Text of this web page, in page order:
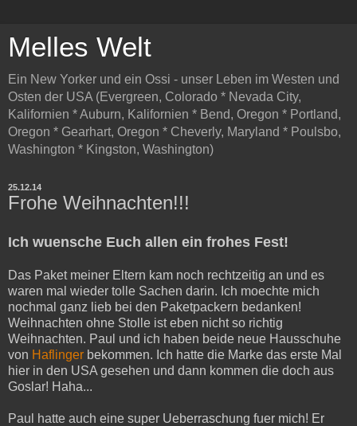
Melles Welt
Ein New Yorker und ein Ossi - unser Leben im Westen und
Osten der USA (Evergreen, Colorado * Nevada City,
Kalifornien * Auburn, Kalifornien * Bend, Oregon * Portland,
Oregon * Gearhart, Oregon * Cheverly, Maryland * Poulsbo,
Washington * Kingston, Washington)
25.12.14
Frohe Weihnachten!!!
Ich wuensche Euch allen ein frohes Fest!
Das Paket meiner Eltern kam noch rechtzeitig an und es
waren mal wieder tolle Sachen darin. Ich moechte mich
nochmal ganz lieb bei den Paketpackern bedanken!
Weihnachten ohne Stolle ist eben nicht so richtig
Weihnachten. Paul und ich haben beide neue Hausschuhe
von Haflinger bekommen. Ich hatte die Marke das erste Mal
hier in den USA gesehen und dann kommen die doch aus
Goslar! Haha...
Paul hatte auch eine super Ueberraschung fuer mich! Er